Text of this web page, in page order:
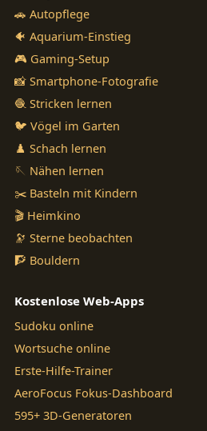
🚗 Autopflege
🐠 Aquarium-Einstieg
🎮 Gaming-Setup
📸 Smartphone-Fotografie
🧶 Stricken lernen
🐦 Vögel im Garten
♟️ Schach lernen
🪡 Nähen lernen
✂️ Basteln mit Kindern
🎬 Heimkino
🔭 Sterne beobachten
🧗 Bouldern
Kostenlose Web-Apps
Sudoku online
Wortsuche online
Erste-Hilfe-Trainer
AeroFocus Fokus-Dashboard
595+ 3D-Generatoren